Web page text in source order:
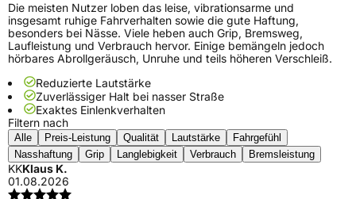
Die meisten Nutzer loben das leise, vibrationsarme und
insgesamt ruhige Fahrverhalten sowie die gute Haftung,
besonders bei Nässe. Viele heben auch Grip, Bremsweg,
Laufleistung und Verbrauch hervor. Einige bemängeln jedoch
hörbares Abrollgeräusch, Unruhe und teils höheren Verschleiß.
Reduzierte Lautstärke
Zuverlässiger Halt bei nasser Straße
Exaktes Einlenkverhalten
Filtern nach
Alle Preis-Leistung Qualität Lautstärke
Fahrgefühl
Nasshaftung
Grip Langlebigkeit Verbrauch Bremsleistung
KKKlaus K.
01.08.2026